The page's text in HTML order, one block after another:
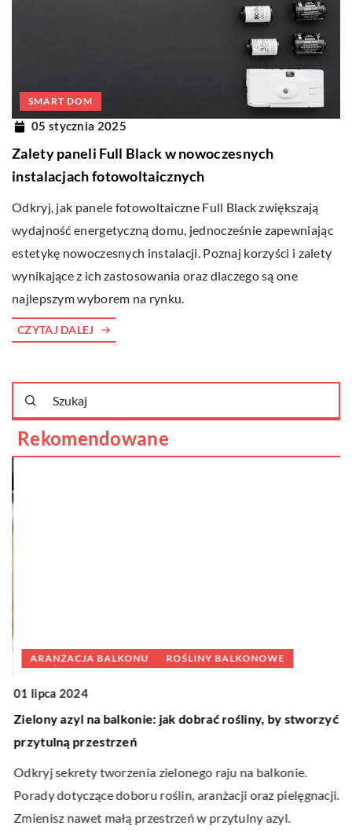
SMART DOM
05 stycznia 2025
Zalety paneli Full Black w nowoczesnych
instalacjach fotowoltaicznych
Odkryj, jak panele fotowoltaiczne Full Black zwiększają
wydajność energetyczną domu, jednocześnie zapewniając
estetykę nowoczesnych instalacji. Poznaj korzyści i zalety
wynikające z ich zastosowania oraz dlaczego są one
najlepszym wyborem na rynku.
CZYTAJ DALEJ
Rekomendowane
ARANŻACJA BALKONU ROŚLINY BALKONOWE
01 lipca 2024
Zielony azyl na balkonie: jak dobrać rośliny, by stworzyć
przytulną przestrzeń
Odkryj sekrety tworzenia zielonego raju na balkonie.
Porady dotyczące doboru roślin, aranżacji oraz pielęgnacji.
Zmienisz nawet małą przestrzeń w przytulny azyl.